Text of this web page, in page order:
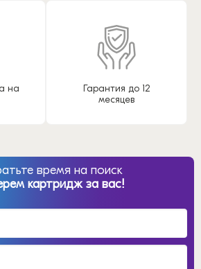
на
Гарантия до 12
месяцев
время на поиск
картридж за вас!